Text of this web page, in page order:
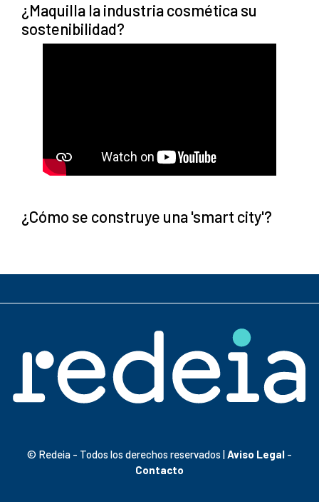
¿Maquilla la industria cosmética su
sostenibilidad?
¿Cómo se construye una 'smart city'?
© Redeia - Todos los derechos reservados | Aviso Legal -
Contacto